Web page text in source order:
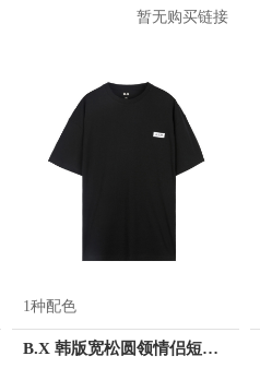
暂无购买链接
1种配色
B.X 韩版宽松圆领情侣短袖T恤 男女同款 T-6202-002001